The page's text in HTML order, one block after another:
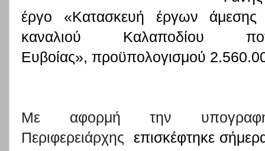
έργο «Κατασκευή έργων άμεσης
καναλιού Καλαποδίου
Eυβοίας», προϋπολογισμού
Με αφορμή την
Περιφερειάρχης
επισκέφτηκε